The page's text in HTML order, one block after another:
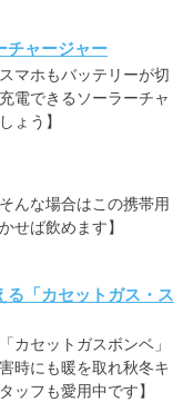
チャージャー
マホもバッテリーが切
電できるソーラーチャ
ょう】
んな場合はこの携帯用
せば飲めます】
「カセットガス・ス
カセットガスボンベ」
時にも暖を取れ秋冬キ
ッフも愛用中です】